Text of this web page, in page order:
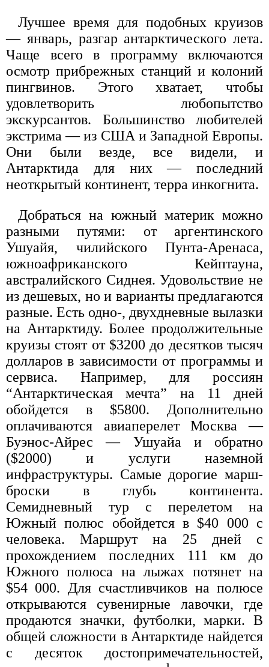
Лучшее время для подобных круизов
— январь, разгар антарктического лета.
Чаще всего в программу включаются
осмотр прибрежных станций и колоний
пингвинов. Этого хватает, чтобы
удовлетворить любопытство
экскурсантов. Большинство любителей
экстрима — из США и Западной Европы.
Они были везде, все видели, и
Антарктида для них — последний
неоткрытый континент, терра инкогнита.
Добраться на южный материк можно
разными путями: от аргентинского
Ушуайя, чилийского Пунта-Аренаса,
южноафриканского Кейптауна,
австралийского Сиднея. Удовольствие не
из дешевых, но и варианты предлагаются
разные. Есть одно-, двухдневные вылазки
на Антарктиду. Более продолжительные
круизы стоят от $3200 до десятков тысяч
долларов в зависимости от программы и
сервиса. Например, для россиян
“Антарктическая мечта” на 11 дней
обойдется в $5800. Дополнительно
оплачиваются авиаперелет Москва —
Буэнос-Айрес — Ушуайа и обратно
($2000) и услуги наземной
инфраструктуры. Самые дорогие марш-
броски в глубь континента.
Семидневный тур с перелетом на
Южный полюс обойдется в $40 000 с
человека. Маршрут на 25 дней с
прохождением последних 111 км до
Южного полюса на лыжах потянет на
$54 000. Для счастливчиков на полюсе
открываются сувенирные лавочки, где
продаются значки, футболки, марки. В
общей сложности в Антарктиде найдется
с десяток достопримечательностей,